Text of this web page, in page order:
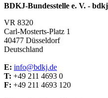
BDKJ-Bundesstelle e. V. -
VR 8320
Carl-Mosterts-Platz 1
40477 Düsseldorf
Deutschland
E: info@bdkj.de
T: +49 211 4693 0
F: +49 211 4693 120